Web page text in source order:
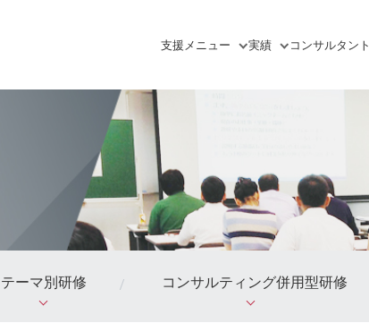
支援メニュー 実績 コンサルタント
テーマ別研修 コンサルティング併用型研修